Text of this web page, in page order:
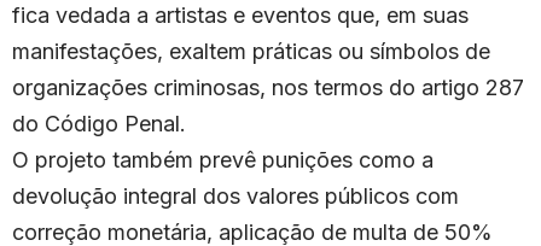
fica vedada a artistas e eventos que, em suas
manifestações, exaltem práticas ou símbolos de
organizações criminosas, nos termos do artigo 287
do Código Penal.
O projeto também prevê punições como a
devolução integral dos valores públicos com
correção monetária, aplicação de multa de 50%